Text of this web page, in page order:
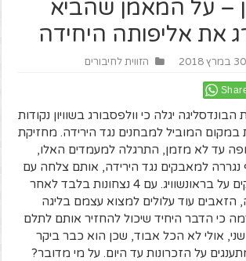
– על המאמן שהביא
את אליפותה היחידה
30 במרץ 2018 הזווית לחיבורים
יגלה כי וולפסבורג בשוויון נקודות
במקום המוביל למבחנים נגד הירידה. מחזיקת
עד לא מזמן, התרגלה למעמדים האלו,
נגררה למאבקים נגד הירידה, אותם צלחה עם
צמד נצחונות דחוקים על בראונשוויג. עם 4 נצחונות בלבד לאחר
הזאבים עוד עלולים למצוא עצמם בליגה
כי הדבר היחיד שיכול להחזיר אותם לתלם
אולי לא הכל אבוד, שכן הוא כבר ביקר
על הזכרונות עד היום. על מי מדובר?